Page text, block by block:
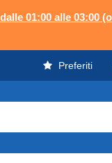
01:00 alle 03:00
Preferiti